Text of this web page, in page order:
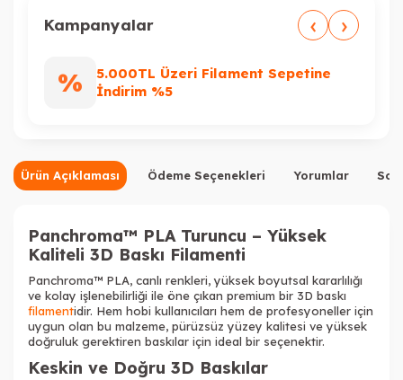
Kampanyalar ‹ ›
%
5.000TL Üzeri Filament Sepetine
İndirim %5
Ürün Açıklaması Ödeme Seçenekleri Yorumlar
Panchroma™ PLA Turuncu – Yüksek
Kaliteli 3D Baskı Filamenti
Panchroma™ PLA, canlı renkleri, yüksek boyutsal kararlılığı
ve kolay işlenebilirliği ile öne çıkan premium bir 3D baskı
filamentidir. Hem hobi kullanıcıları hem de profesyoneller için
uygun olan bu malzeme, pürüzsüz yüzey kalitesi ve yüksek
doğruluk gerektiren baskılar için ideal bir seçenektir.
Keskin ve Doğru 3D Baskılar